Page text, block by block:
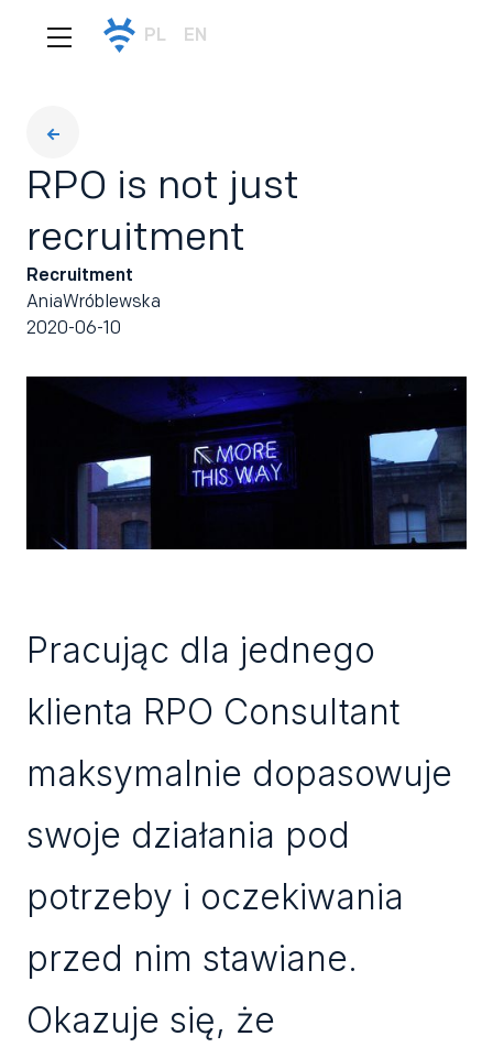
PL EN
RPO is not just
recruitment
Recruitment
AniaWróblewska
2020-06-10
Pracując dla jednego
klienta RPO Consultant
maksymalnie dopasowuje
swoje działania pod
potrzeby i oczekiwania
przed nim stawiane.
Okazuje się, że